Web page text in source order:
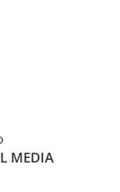
MEDIA